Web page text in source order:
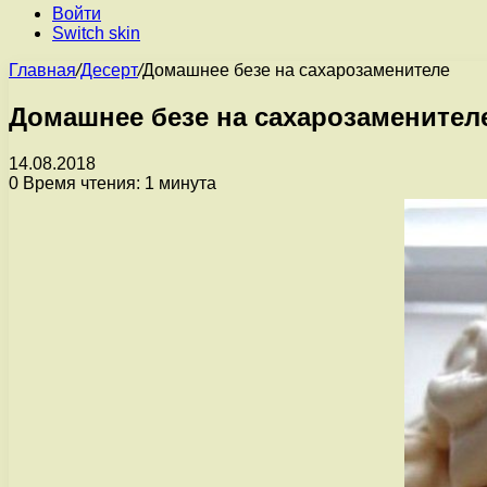
Войти
Switch skin
Главная/Десерт/Домашнее безе на сахарозаменителе
Домашнее безе на
14.08.2018
0 Время чтения: 1 минута